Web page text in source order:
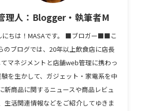
理人：Blogger・執筆者M
にちは！MASAです。 ■ブロガー■■こ
のブログでは、20年以上飲食店に店長
てマネジメントと店舗web管理に携わっ
験を生かして、ガジェット・家電系を中
新商品に関するニュースや商品レビュ
生活関連情報などをご紹介してゆきま